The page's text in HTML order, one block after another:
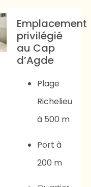
Emplacement
privilégié
au Cap
d’Agde
Plage
Richelieu
à 500 m
Port à
200 m